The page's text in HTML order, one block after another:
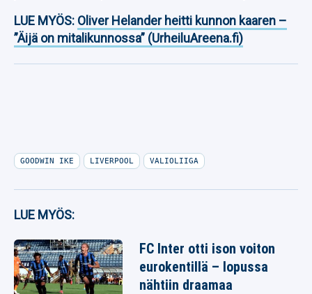
LUE MYÖS: Oliver Helander heitti kunnon kaaren –
”Äijä on mitalikunnossa” (UrheiluAreena.fi)
GOODWIN IKE LIVERPOOL VALIOLIIGA
LUE MYÖS:
FC Inter otti ison voiton
eurokentillä – lopussa
nähtiin draamaa